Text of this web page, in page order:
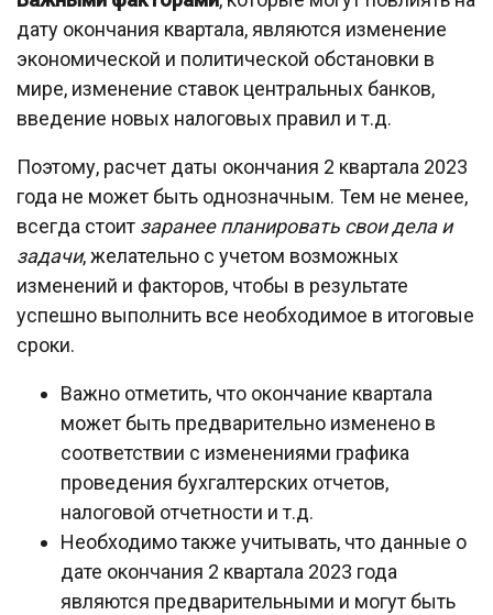
дату окончания квартала, являются изменение
экономической и политической обстановки в
мире, изменение ставок центральных банков,
введение новых налоговых правил и т.д.
Поэтому, расчет даты окончания 2 квартала 2023
года не может быть однозначным. Тем не менее,
всегда стоит заранее планировать свои дела и
задачи, желательно с учетом возможных
изменений и факторов, чтобы в результате
успешно выполнить все необходимое в итоговые
сроки.
Важно отметить, что окончание квартала
может быть предварительно изменено в
соответствии с изменениями графика
проведения бухгалтерских отчетов,
налоговой отчетности и т.д.
Необходимо также учитывать, что данные о
дате окончания 2 квартала 2023 года
являются предварительными и могут быть